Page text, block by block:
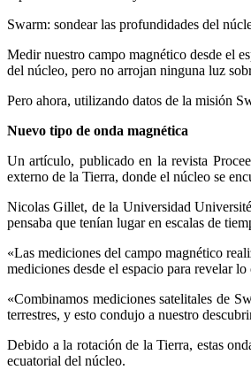
Swarm: sondear las profundidades del
Medir nuestro campo magnético desde el
del núcleo, pero no arrojan ninguna luz
Pero ahora, utilizando datos de la misión
Nuevo tipo de onda magnética
Un artículo, publicado en la revista
externo de la Tierra, donde el núcleo se
Nicolas Gillet, de la Universidad
pensaba que tenían lugar en escalas de
«Las mediciones del campo magnético
mediciones desde el espacio para revelar
«Combinamos mediciones satelitales de
terrestres, y esto condujo a nuestro
Debido a la rotación de la Tierra, estas
ecuatorial del núcleo.